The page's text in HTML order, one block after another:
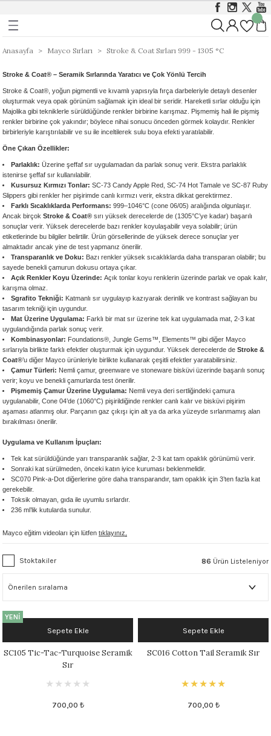
999 - 1305 °C
999-1305 °C
999 - 1046 °C
Foundations Sırları 999 - 1046
Opak
Yarı Şeffaf
- 1046 °C
1046 °C
°C
Stoneware 1186 - 1305 °C
Stoneware Klasik, Kristal ve Mat Sırlar
Stoneware Özellikli ve Dokulu Sırlar
Stoneware Engobe
Stoneware Şeffaf Sırlar
Ritual Glaze - Melt Gloop
Ritual Glaze - Beads
°C
- 1222 °C
- 1046 °C
°C
- 1046 °C
°C
°C
Sırlar 1030 - 1050 °C
Sırlar 1190 - 1230 °C
Sırlar 1030°C – 1050°C
- 1230 °C
Anasayfa Mayco Sırları Stroke & Coat Sırları 999 - 1305 °C
Stroke & Coat® – Seramik Sırlarında Yaratıcı ve Çok Yönlü Tercih
Stroke & Coat®, yoğun pigmentli ve kıvamlı yapısıyla fırça darbeleriyle detaylı desenler
oluşturmak veya opak görünüm sağlamak için ideal bir seridir. Hareketli sırlar olduğu için
Majolika gibi tekniklerle sürüldüğünde renkler birbirine karışmaz. Pişmemiş hali ile pişmiş
renkler birbirine çok yakındır; böylece nihai sonucu önceden görmek kolaydır. Renkler
birbirleriyle karıştırılabilir ve su ile inceltilerek sulu boya efekti yaratılabilir.
Öne Çıkan Özellikler:
Parlaklık: Üzerine şeffaf sır uygulamadan da parlak sonuç verir. Ekstra parlaklık
istenirse şeffaf sır kullanılabilir.
Kusursuz Kırmızı Tonlar: SC-73 Candy Apple Red, SC-74 Hot Tamale ve SC-87 Ruby
Slippers gibi renkler her pişirimde canlı kırmızı verir, ekstra dikkat gerektirmez.
Farklı Sıcaklıklarda Performans: 999–1046°C (cone 06/05) aralığında olgunlaşır.
Ancak birçok Stroke & Coat® sırı yüksek derecelerde de (1305°C’ye kadar) başarılı
sonuçlar verir. Yüksek derecelerde bazı renkler koyulaşabilir veya solabilir; ürün
etiketlerinde bu bilgiler belirtilir. Ürün görsellerinde de yüksek derece sonuçlar yer
almaktadır ancak yine de test yapmanız önerilir.
Transparanlık ve Doku: Bazı renkler yüksek sıcaklıklarda daha transparan olabilir; bu
sayede benekli çamurun dokusu ortaya çıkar.
Açık Renkler Koyu Üzerinde: Açık tonlar koyu renklerin üzerinde parlak ve opak kalır,
karışma olmaz.
Sgrafito Tekniği: Katmanlı sır uygulayıp kazıyarak derinlik ve kontrast sağlayan bu
tasarım tekniği için uygundur.
Mat Üzerine Uygulama: Farklı bir mat sır üzerine tek kat uygulamada mat, 2-3 kat
uygulandığında parlak sonuç verir.
Kombinasyonlar: Foundations®, Jungle Gems™, Elements™ gibi diğer Mayco
sırlarıyla birlikte farklı efektler oluşturmak için uygundur. Yüksek derecelerde de Stroke &
Coat®’u diğer Mayco ürünleriyle birlikte kullanarak çeşitli efektler yaratabilirsiniz.
Çamur Türleri: Nemli çamur, greenware ve stoneware bisküvi üzerinde başarılı sonuç
verir; koyu ve benekli çamurlarda test önerilir.
Pişmemiş Çamur Üzerine Uygulama: Nemli veya deri sertliğindeki çamura
uygulanabilir, Cone 04’de (1060°C) pişirildiğinde renkler canlı kalır ve bisküvi pişirim
aşaması atlanmış olur. Parçanın gaz çıkışı için alt ya da arka yüzeyde sırlanmamış alan
bırakılması önerilir.
Uygulama ve Kullanım İpuçları:
Tek kat sürüldüğünde yarı transparanlık sağlar, 2-3 kat tam opaklık görünümü verir.
Sonraki kat sürülmeden, önceki katın iyice kuruması beklenmelidir.
SC070 Pink-a-Dot diğerlerine göre daha transparandır, tam opaklık için 3’ten fazla kat
gerekebilir.
Toksik olmayan, gıda ile uyumlu sırlardır.
236 ml’lik kutularda sunulur.
Mayco eğitim videoları için lütfen tıklayınız
Stoktakiler 86 Ürün Listeleniyor
YENİ
Sepete Ekle
SC105 Tic-Tac-Turquoise Seramik
Sır
700,00 ₺
Sepete Ekle
SC016 Cotton Tail Seramik Sır
700,00 ₺